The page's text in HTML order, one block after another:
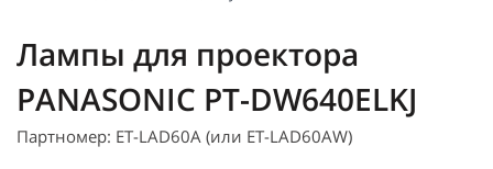
Лампы для проектора
PANASONIC PT-DW640ELKJ
Партномер: ET-LAD60A (или ET-LAD60AW)